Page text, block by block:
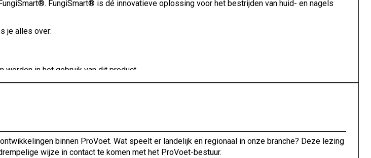
FungiSmart® is dé innovatieve oplossing voor het bestrijden van huid- en nagels
je alles over:
worden in het gebruik van dit product.
gebruikt.
We zien je graag!
binnen ProVoet. Wat speelt er landelijk en regionaal in onze branche? Deze lezing
wijze in contact te komen met het ProVoet-bestuur.